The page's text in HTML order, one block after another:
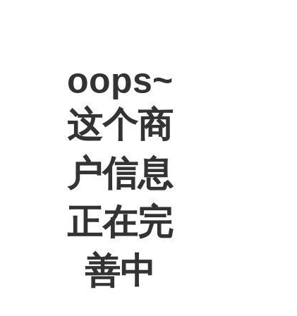
oops~
这个商
户信息
正在完
善中